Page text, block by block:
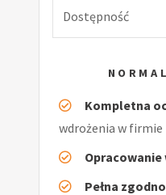
Dostępność
Kompletna
wdrożenia w firmie
Opracowanie
Pełna